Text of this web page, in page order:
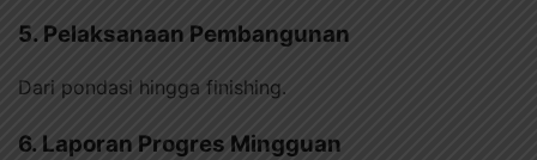
5. Pelaksanaan Pembangunan
Dari pondasi hingga finishing.
6. Laporan Progres Mingguan